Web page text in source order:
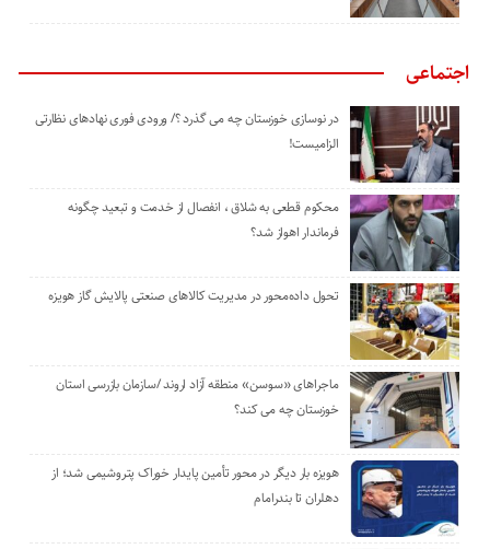
اجتماعی
در نوسازی خوزستان چه می گذرد ؟/ ورودی فوری نهادهای نظارتی
الزامیست!
محکوم قطعی به شلاق ، انفصال از خدمت و تبعید چگونه
فرماندار اهواز شد؟
تحول داده‌محور در مدیریت کالاهای صنعتی پالایش گاز هویزه
ماجراهای «سوسن» منطقه آزاد اروند /سازمان بازرسی استان
خوزستان چه می کند؟
هویزه بار دیگر در محور تأمین پایدار خوراک پتروشیمی شد؛ از
دهلران تا بندرامام